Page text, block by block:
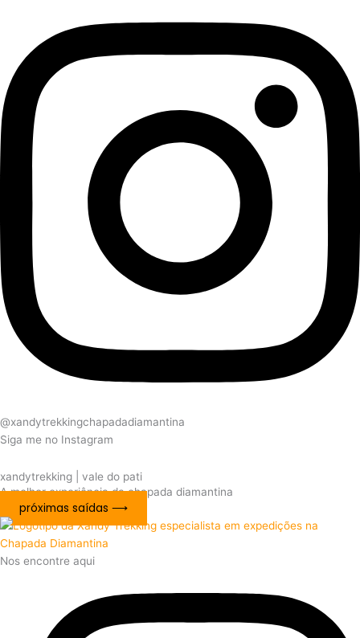
@xandytrekkingchapadadiamantina
Siga me no Instagram
xandytrekking | vale do pati
A melhor experiência da chapada diamantina
próximas saídas ⟶
Nos encontre aqui